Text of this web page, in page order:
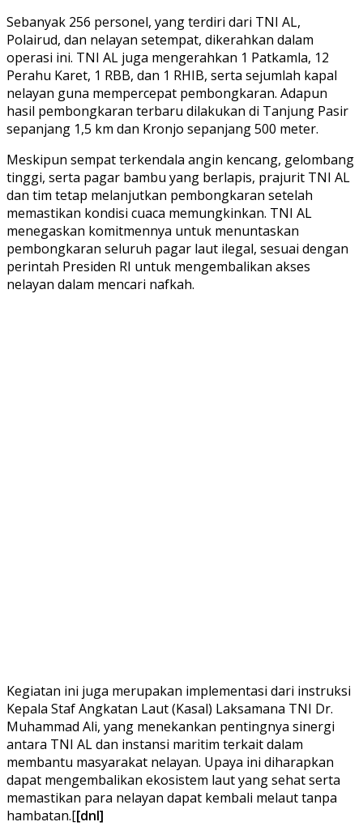
Sebanyak 256 personel, yang terdiri dari TNI AL,
Polairud, dan nelayan setempat, dikerahkan dalam
operasi ini. TNI AL juga mengerahkan 1 Patkamla, 12
Perahu Karet, 1 RBB, dan 1 RHIB, serta sejumlah kapal
nelayan guna mempercepat pembongkaran. Adapun
hasil pembongkaran terbaru dilakukan di Tanjung Pasir
sepanjang 1,5 km dan Kronjo sepanjang 500 meter.
Meskipun sempat terkendala angin kencang, gelombang
tinggi, serta pagar bambu yang berlapis, prajurit TNI AL
dan tim tetap melanjutkan pembongkaran setelah
memastikan kondisi cuaca memungkinkan. TNI AL
menegaskan komitmennya untuk menuntaskan
pembongkaran seluruh pagar laut ilegal, sesuai dengan
perintah Presiden RI untuk mengembalikan akses
nelayan dalam mencari nafkah.
Kegiatan ini juga merupakan implementasi dari instruksi
Kepala Staf Angkatan Laut (Kasal) Laksamana TNI Dr.
Muhammad Ali, yang menekankan pentingnya sinergi
antara TNI AL dan instansi maritim terkait dalam
membantu masyarakat nelayan. Upaya ini diharapkan
dapat mengembalikan ekosistem laut yang sehat serta
memastikan para nelayan dapat kembali melaut tanpa
hambatan.[[dnl]